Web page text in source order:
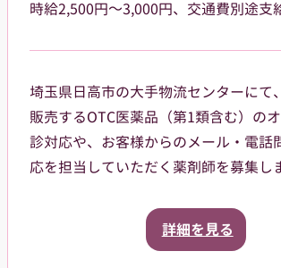
時給2,500円～3,000円、交通費別途支
埼玉県日高市の大手物流センターにて
販売するOTC医薬品（第1類含む）の
診対応や、お客様からのメール・電話
応を担当していただく薬剤師を募集し
17:30（休憩1時間）で残業もほぼない
ベートとの両立が可能です。冷暖房が
詳細を見る